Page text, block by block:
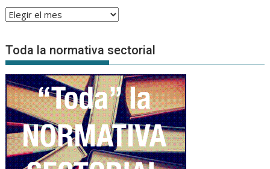
Archivo
Noticias
Toda la normativa sectorial